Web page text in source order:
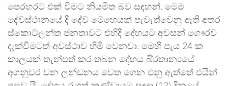
පෙරහරට එක් වීමට නියමිත බව සඳහන්. මෙම
දේවස්ථානයේ දී දේව මෙහෙයක් පැවැත්වෙනු ඇති අතර
ස්කොට්ලන්ත ජනතාවට එහිදී දේහයට අවසන් ගෞරව
දැක්වීමටත් අවස්ථාව හිමි වෙනවා. මෙහි පැය 24 ක
කාලයක් තැන්පත් කර තබන දේහය බි්‍රතාන්‍යයේ
අගනුවර වන ලන්ඩනය වෙත ගෙන එනු ඇත්තේ එයින්